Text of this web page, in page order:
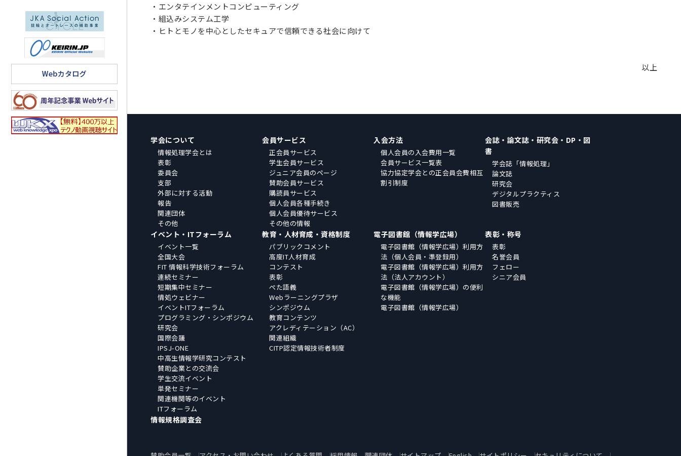
・エンタテインメントコンピューティング
・組込みシステム工学
・ヒトとモノを中心としたセキュアで信頼できる社会に向けて
以上
学会について
情報処理学会とは
表彰
委員会
支部
外部に対する活動
報告
関連団体
その他
会員サービス
正会員サービス
学生会員サービス
ジュニア会員のページ
賛助会員サービス
購読員サービス
個人会員各種手続き
個人会員優待サービス
その他の情報
入会方法
個人会員の入会費用一覧
会員サービス一覧表
協力協定学会との正会員会費相互
割引制度
会誌・論文誌・研究会・DP・図
書
学会誌「情報処理」
論文誌
研究会
デジタルプラクティス
図書販売
イベント・ITフォーラム
イベント一覧
全国大会
FIT 情報科学技術フォーラム
連続セミナー
短期集中セミナー
情処ウェビナー
イベントITフォーラム
プログラミング・シンポジウム
研究会
国際会議
IPSJ-ONE
中高生情報学研究コンテスト
賛助企業との交流会
学生交流イベント
単発セミナー
関連機関等のイベント
ITフォーラム
教育・人材育成・資格制度
パブリックコメント
高度IT人材育成
コンテスト
表彰
ぺた語義
Webラーニングプラザ
シンポジウム
教育コンテンツ
アクレディテーション（AC）
関連組織
CITP認定情報技術者制度
電子図書館（情報学広場）
電子図書館（情報学広場）利用方
法（個人会員・準登録用）
電子図書館（情報学広場）利用方
法（法人アカウント）
電子図書館（情報学広場）の便利
な機能
電子図書館（情報学広場）
表彰・称号
表彰
名誉会員
フェロー
シニア会員
情報規格調査会